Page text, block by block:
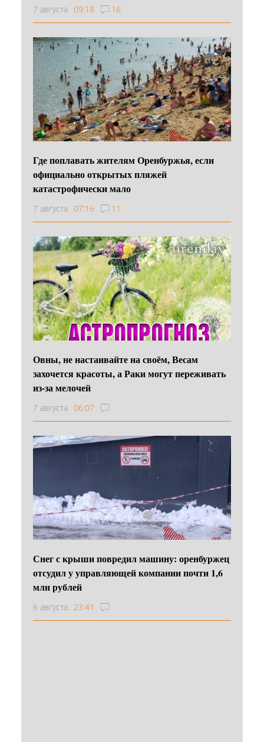
7 августа 09:18 16
Где поплавать жителям Оренбуржья, если
официально открытых пляжей
катастрофически мало
7 августа 07:16 11
Овны, не настаивайте на своём, Весам
захочется красоты, а Раки могут переживать
из-за мелочей
7 августа 06:07
Снег с крыши повредил машину: оренбуржец
отсудил у управляющей компании почти 1,6
млн рублей
6 августа 23:41